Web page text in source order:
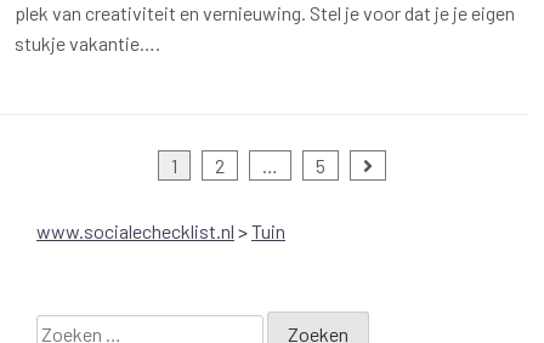
plek van creativiteit en vernieuwing. Stel je voor dat je je eigen
stukje vakantie….
1 2 … 5
www.socialechecklist.nl >Tuin
Zoeken